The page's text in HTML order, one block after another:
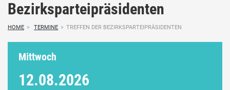
Bezirksparteipräsidenten
HOME > TERMINE > TREFFEN DER BEZIRKSPARTEIPRÄSIDENTEN
Mittwoch
12.08.2026